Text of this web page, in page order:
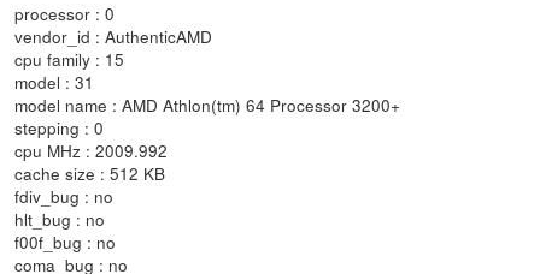
processor : 0
vendor_id : AuthenticAMD
cpu family : 15
model : 31
model name : AMD Athlon(tm) 64 Processor 3200+
stepping : 0
cpu MHz : 2009.992
cache size : 512 KB
fdiv_bug : no
hlt_bug : no
f00f_bug : no
coma_bug : no